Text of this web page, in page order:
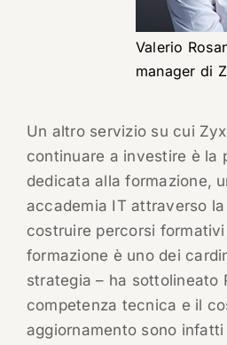
Valerio
manager di
Un altro servizio su cui
continuare a investire è la
dedicata alla formazione,
accademia IT attraverso
costruire percorsi formativi
formazione è uno dei
strategia – ha sottolineato
competenza tecnica e il
aggiornamento sono